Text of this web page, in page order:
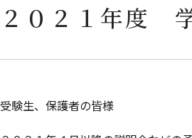
２０２１年度
受験生、保護者の皆様